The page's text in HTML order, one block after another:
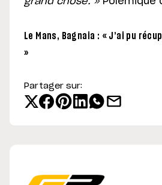
Le Mans, Bagnaia : « J’ai pu
»
Partager sur: